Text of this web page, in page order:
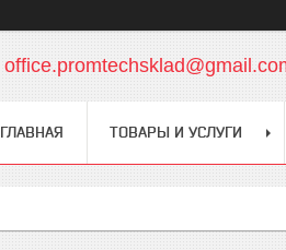
ГЛАВНАЯ ТОВАРЫ И УСЛУГИ